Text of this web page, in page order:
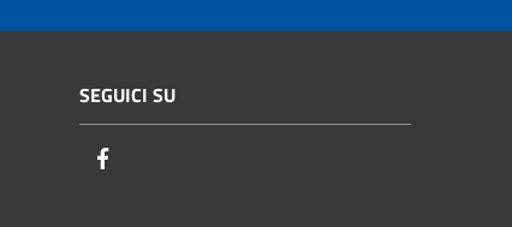
SEGUICI SU